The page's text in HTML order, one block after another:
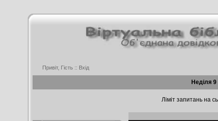
Привіт, Гість :: Вхід
Неділя
Ліміт запитань на